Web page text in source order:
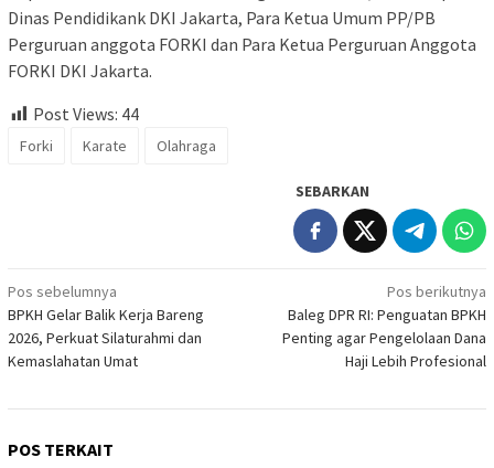
Dinas Pendidikank DKI Jakarta, Para Ketua Umum PP/PB
Perguruan anggota FORKI dan Para Ketua Perguruan Anggota
FORKI DKI Jakarta.
Post Views: 44
Forki Karate Olahraga
SEBARKAN
Navigasi
pos
Pos sebelumnya
BPKH Gelar Balik Kerja Bareng
2026, Perkuat Silaturahmi dan
Kemaslahatan Umat
Pos berikutnya
Baleg DPR RI: Penguatan BPKH
Penting agar Pengelolaan Dana
Haji Lebih Profesional
POS TERKAIT